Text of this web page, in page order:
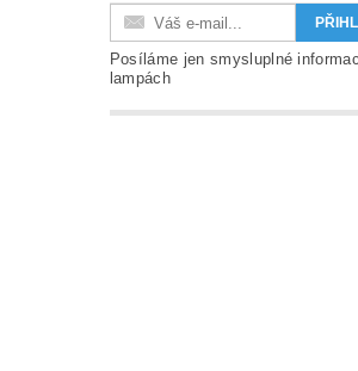
Posíláme jen smysluplné
lampách